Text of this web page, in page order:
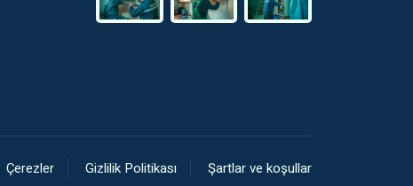
Çerezler Gizlilik Politikası Şartlar ve koşullar